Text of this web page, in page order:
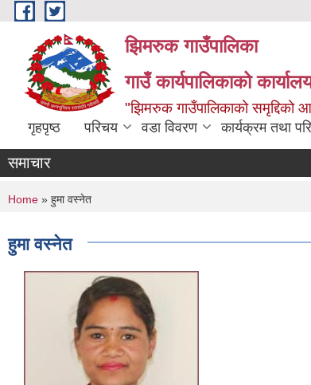
Skip to main content
झिमरुक गाउँपालिका
गाउँ कार्यपालिकाको
"झिमरुक गाउँपालिकाको समृद्दिको
गृहपृष्ठ परिचय वडा विवरण कार्यक्रम तथा
समाचार
You are here
Home » हुमा वस्‍नेत
हुमा वस्‍नेत